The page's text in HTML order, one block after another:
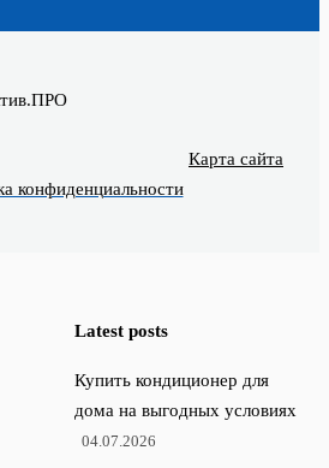
Карта сайта
конфиденциальности
Latest posts
Купить кондиционер для
дома на выгодных условиях
04.07.2026